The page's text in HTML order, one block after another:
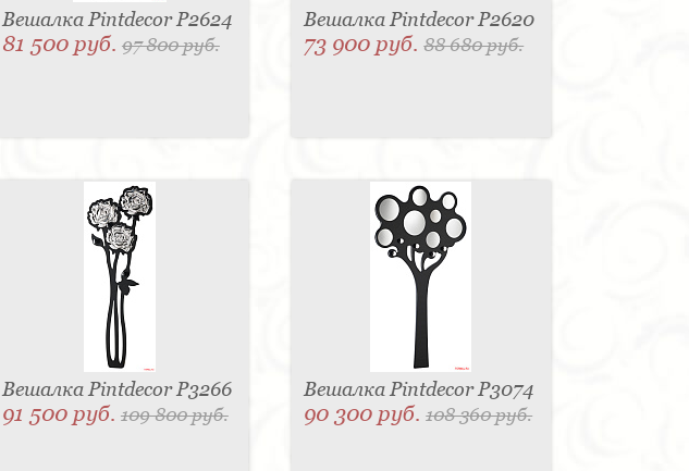
Вешалка Pintdecor P2624
81 500 руб. 97 800 руб.
Вешалка Pintdecor P2620
73 900 руб.88 680 руб.
Вешалка Pintdecor P3266
91 500 руб. 109 800 руб.
Вешалка Pintdecor P3074
90 300 руб.108 360 руб.